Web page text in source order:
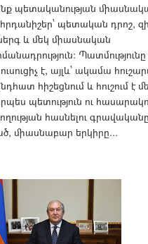
պետականության
պետական դրոշ,
և մեկ միասնական
Պատմությունը
է, այլև՝ ակամա
հիշեցնում և հուշում է
պետություն ու
հասնելու
միասնաբար երկիրը...